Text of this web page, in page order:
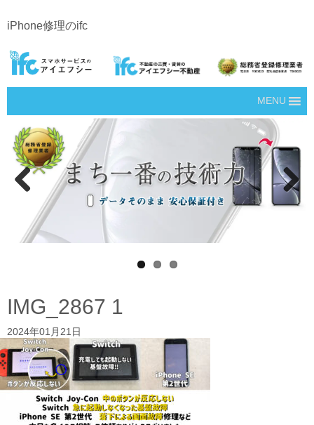
iPhone修理のifc
MENU
Next
IMG_2867 1
2024年01月21日